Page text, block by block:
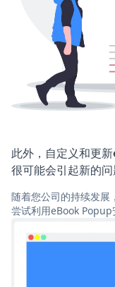
此外，自定义和更
很可能会引起新的问
随着您公司的持续发展
尝试利用eBook Popup